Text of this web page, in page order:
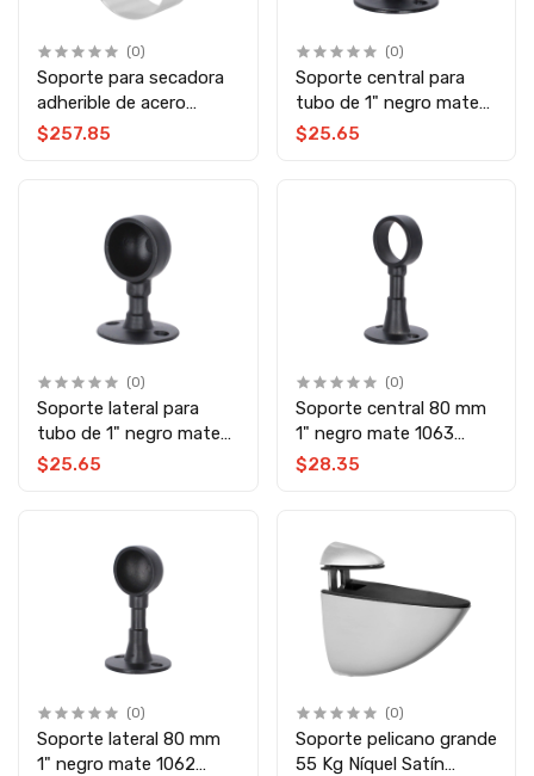
(0)
Soporte para secadora
adherible de acero
inoxidable 079-1669
$257.85
(0)
Soporte central para
tubo de 1" negro mate
1065 Lusar
$25.65
(0)
Soporte lateral para
tubo de 1" negro mate
1064 Lusar
$25.65
(0)
Soporte central 80 mm
1" negro mate 1063
Lusar
$28.35
(0)
Soporte lateral 80 mm
1" negro mate 1062
(0)
Soporte pelicano grande
55 Kg Níquel Satín